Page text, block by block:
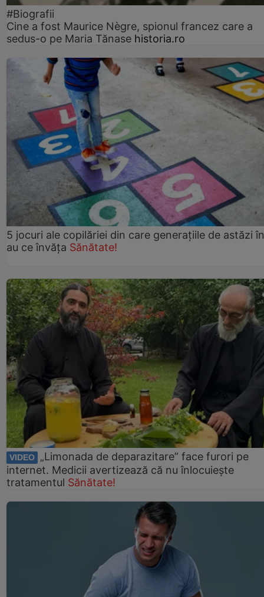
#Biografii
Cine a fost Maurice Nègre, spionul francez care a
sedus-o pe Maria Tănase historia.ro
5 jocuri ale copilăriei din care generațiile de astăzi
au ce învăța Sănătate!
VIDEO
„Limonada de deparazitare” face furori pe
internet. Medicii avertizează că nu înlocuiește
tratamentul Sănătate!